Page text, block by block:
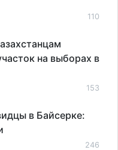
110
на выборах в
153
в Байсерке:
246